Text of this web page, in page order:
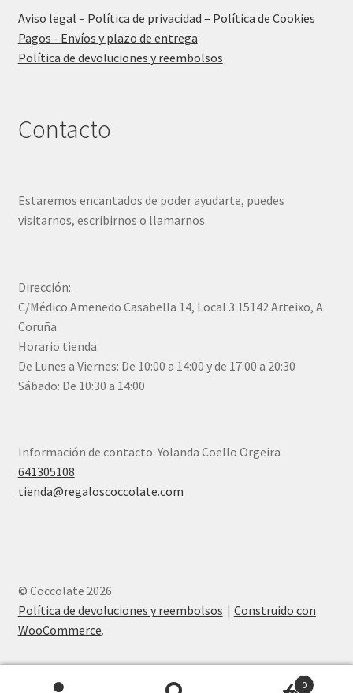
Aviso legal – Política de privacidad – Política de Cookies
Pagos - Envíos y plazo de entrega
Política de devoluciones y reembolsos
Contacto
Estaremos encantados de poder ayudarte, puedes
visitarnos, escribirnos o llamarnos.
Dirección:
C/Médico Amenedo Casabella 14, Local 3 15142 Arteixo, A
Coruña
Horario tienda:
De Lunes a Viernes: De 10:00 a 14:00 y de 17:00 a 20:30
Sábado: De 10:30 a 14:00
Información de contacto: Yolanda Coello Orgeira
641305108
tienda@regaloscoccolate.com
© Coccolate 2026
Política de devoluciones y reembolsos
Construido con
WooCommerce.
0